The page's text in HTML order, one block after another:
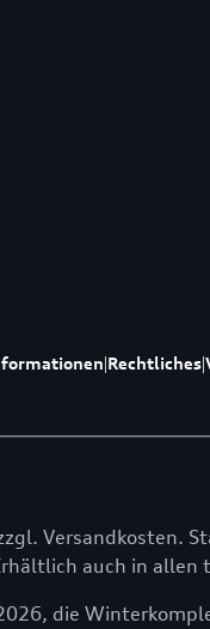
|Rechtliches|
Versandkosten.
auch in allen
die